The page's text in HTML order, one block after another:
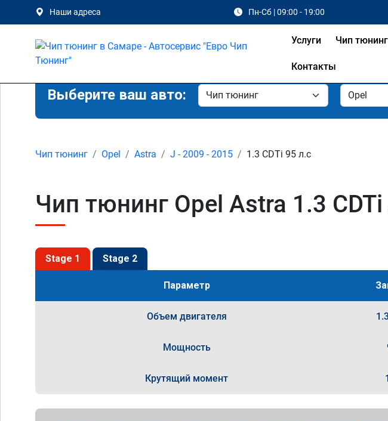
Наши адреса Пн-Сб | 09:00 - 19:00
Услуги Чип тюнинг
Контакты
Выберите ваш авто:
Чип тюнинг Opel Astra J - 2009 - 2015 1.3 CDTi 95 л.с
Чип тюнинг Opel Astra 1.3
Stage 1 Stage 2
Параметр
Объем двигателя
Мощность
Крутящий момент